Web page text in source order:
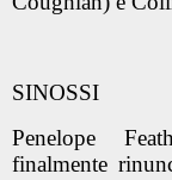
SINOSSI
Penelope
finalmente